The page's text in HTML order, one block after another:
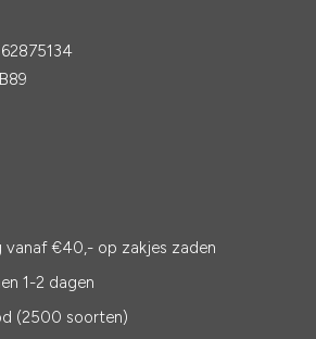
vanaf €40,- op zakjes zaden
1-2 dagen
(2500 soorten)